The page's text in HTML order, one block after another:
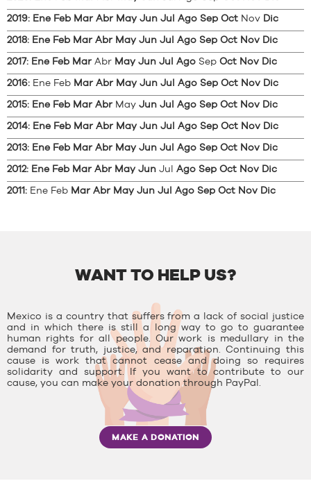
2019: Ene Feb Mar Abr May Jun Jul Ago Sep Oct Nov Dic
2018: Ene Feb Mar Abr May Jun Jul Ago Sep Oct Nov Dic
2017: Ene Feb Mar Abr May Jun Jul Ago Sep Oct Nov Dic
2016: Ene Feb Mar Abr May Jun Jul Ago Sep Oct Nov Dic
2015: Ene Feb Mar Abr May Jun Jul Ago Sep Oct Nov Dic
2014: Ene Feb Mar Abr May Jun Jul Ago Sep Oct Nov Dic
2013: Ene Feb Mar Abr May Jun Jul Ago Sep Oct Nov Dic
2012: Ene Feb Mar Abr May Jun Jul Ago Sep Oct Nov Dic
2011: Ene Feb Mar Abr May Jun Jul Ago Sep Oct Nov Dic
WANT TO HELP US?
Mexico is a country that suffers from a lack of social justice
and in which there is still a long way to go to guarantee
human rights for all people. Our work is medullary in the
demand for truth, justice, and reparation. Continuing this
cause is work that cannot cease and doing so requires
solidarity and support. If you want to contribute to our
cause, you can make your donation through PayPal.
MAKE A DONATION